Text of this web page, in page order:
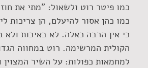
כמו פיטר רוט ולשאול: "מתי את
כמו כהן אסור להיעלם, הן צריכות
כי אין הרבה כאלה. לא באיכות ולא
הקולית המרשימה. רוט במחווה
למחמאות כפולות: על השיר המצוין